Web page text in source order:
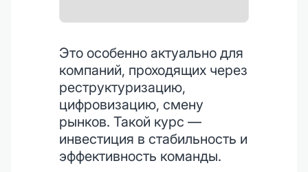
Это особенно актуально для
компаний, проходящих через
реструктуризацию,
цифровизацию, смену
рынков. Такой курс —
инвестиция в стабильность и
эффективность команды.